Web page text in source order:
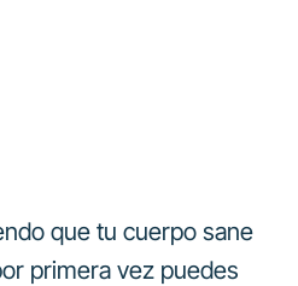
que tu cuerpo sane
primera vez puedes